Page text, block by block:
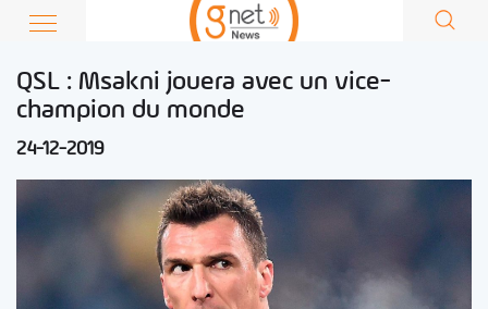
QSL : Msakni jouera avec un vice-
champion du monde
24-12-2019